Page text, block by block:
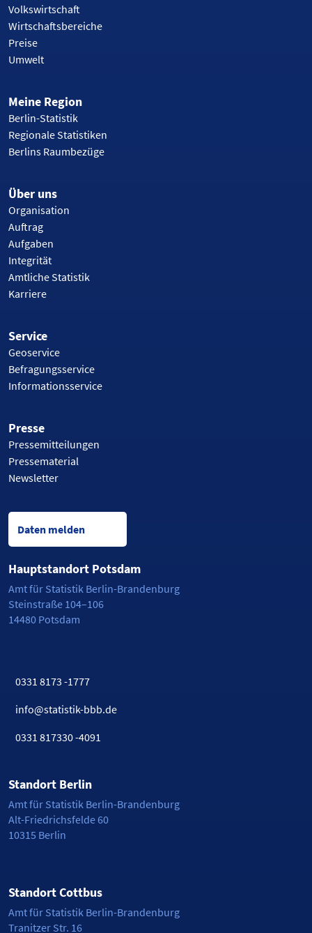
Volkswirtschaft
Wirtschaftsbereiche
Preise
Umwelt
Meine Region
Berlin-Statistik
Regionale Statistiken
Berlins Raumbezüge
Über uns
Organisation
Auftrag
Aufgaben
Integrität
Amtliche Statistik
Karriere
Service
Geoservice
Befragungsservice
Informationsservice
Presse
Pressemitteilungen
Pressematerial
Newsletter
Daten melden
Hauptstandort Potsdam
Amt für Statistik Berlin-Brandenburg
Steinstraße 104–106
14480 Potsdam
0331 8173 -1777
info@statistik-bbb.de
0331 817330 -4091
Standort Berlin
Amt für Statistik Berlin-Brandenburg
Alt-Friedrichsfelde 60
10315 Berlin
Standort Cottbus
Amt für Statistik Berlin-Brandenburg
Tranitzer Str. 16